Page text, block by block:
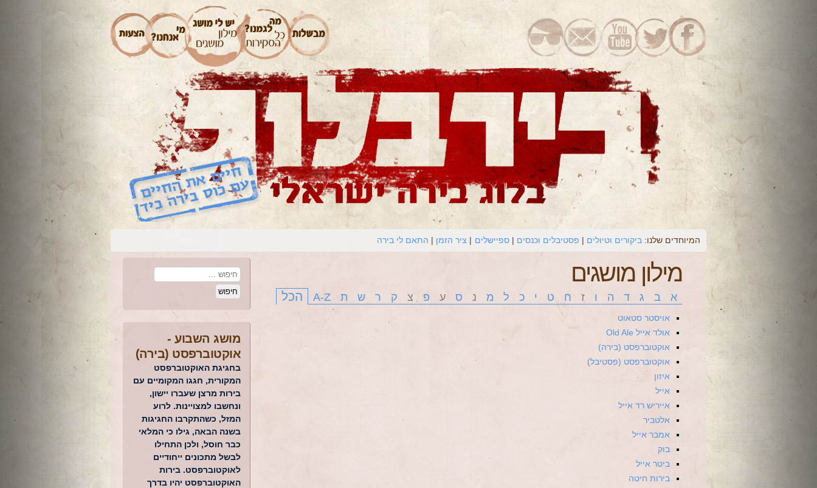
המיוחדים שלנו: ביקורים וטיולים פסטיבלים וכנסים ספיישלים ציר הזמן התאם לי בירה
מילון מושגים
א ב ג ד ה ו ז ח ט י כ ל מ נ ס ע פ צ ק ר ש ת A-Z הכל
אויסטר סטאוט
אולד אייל Old Ale
אוקטוברפסט (בירה)
אוקטוברפסט (פסטיבל)
איזון
אייל
אייריש רד אייל
אלטביר
אמבר אייל
בוק
ביטר אייל
בירות חיטה
מושג השבוע -
אוקטוברפסט (בירה)
בחגיגת האוקטוברפסט
המקורית, חגגו המקומיים עם
בירות מרצן שעברו יישון,
ונחשבו למצויינות. לרוע
המזל, כשהתקרבו החגיגות
בשנה הבאה, גילו כי המלאי
כבר חוסל, ולכן התחילו
לבשל מתכונים ייחודיים
לאוקטוברפסט. בירות
האוקטוברפסט יהיו בדרך